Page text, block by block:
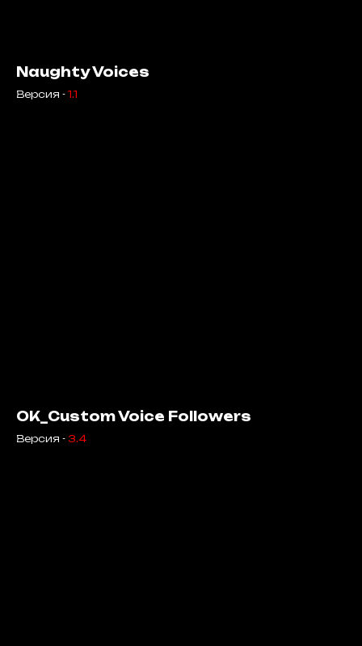
Naughty Voices
Версия - 1.1
OK_Custom Voice Followers
Версия - 3.4